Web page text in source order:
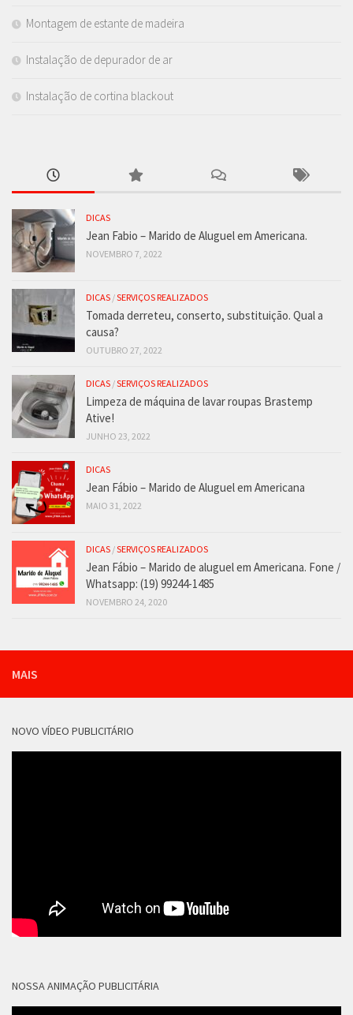
Montagem de estante de madeira
Instalação de depurador de ar
Instalação de cortina blackout
DICAS
Jean Fabio – Marido de Aluguel em Americana.
NOVEMBRO 7, 2022
DICAS /SERVIÇOS REALIZADOS
Tomada derreteu, conserto, substituição. Qual a
causa?
OUTUBRO 27, 2022
DICAS /SERVIÇOS REALIZADOS
Limpeza de máquina de lavar roupas Brastemp
Ative!
JUNHO 23, 2022
DICAS
Jean Fábio – Marido de Aluguel em Americana
MAIO 31, 2022
DICAS /SERVIÇOS REALIZADOS
Jean Fábio – Marido de aluguel em Americana. Fone /
Whatsapp: (19) 99244-1485
NOVEMBRO 24, 2020
MAIS
NOVO VÍDEO PUBLICITÁRIO
NOSSA ANIMAÇÃO PUBLICITÁRIA